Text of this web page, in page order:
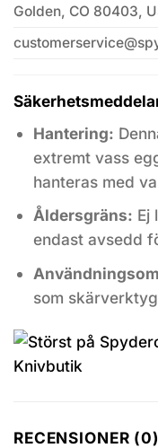
Golden, CO 80403,
Hantering:
extremt vass
hanteras med
Åldersgräns: Ej
endast avsedd
som
RECENSIONER (0)